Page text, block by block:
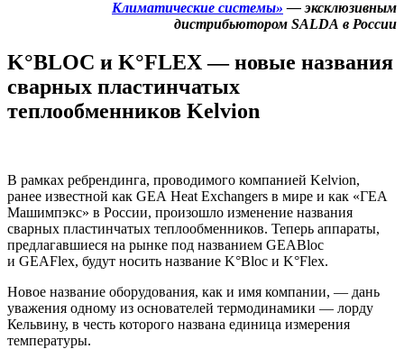
Климатические системы» — эксклюзивным
дистрибьютором SALDA в России
K°BLOC и K°FLEX — новые названия
сварных пластинчатых
теплообменников Kelvion
В рамках ребрендинга, проводимого компанией Kelvion,
ранее известной как GEA Heat Exchangers в мире и как «ГЕА
Машимпэкс» в России, произошло изменение названия
сварных пластинчатых теплообменников. Теперь аппараты,
предлагавшиеся на рынке под названием GEABloc
и GEAFlex, будут носить название K°Bloc и K°Flex.
Новое название оборудования, как и имя компании, — дань
уважения одному из основателей термодинамики — лорду
Кельвину, в честь которого названа единица измерения
температуры.